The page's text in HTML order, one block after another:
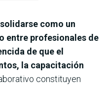
como un
entre profesionales de
de que el
la capacitación
constituyen